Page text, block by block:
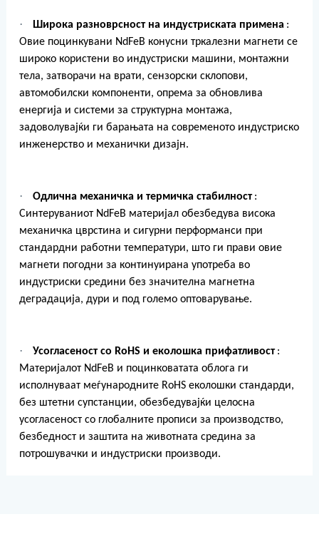
· Широка разноврсност на индустриската примена :
Овие поцинкувани NdFeB конусни тркалезни магнети се
широко користени во индустриски машини, монтажни
тела, затворачи на врати, сензорски склопови,
автомобилски компоненти, опрема за обновлива
енергија и системи за структурна монтажа,
задоволувајќи ги барањата на современото индустриско
инженерство и механички дизајн.
· Одлична механичка и термичка стабилност :
Синтеруваниот NdFeB материјал обезбедува висока
механичка цврстина и сигурни перформанси при
стандардни работни температури, што ги прави овие
магнети погодни за континуирана употреба во
индустриски средини без значителна магнетна
деградација, дури и под големо оптоварување.
· Усогласеност со RoHS и еколошка прифатливост :
Материјалот NdFeB и поцинковатата облога ги
исполнуваат меѓународните RoHS еколошки стандарди,
без штетни супстанции, обезбедувајќи целосна
усогласеност со глобалните прописи за производство,
безбедност и заштита на животната средина за
потрошувачки и индустриски производи.